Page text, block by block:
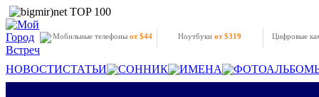
Мобильные телефоны от $44 Ноутбукиот $319 Цифровые
НОВОСТИСТАТЬИ СОННИК ИМЕНА